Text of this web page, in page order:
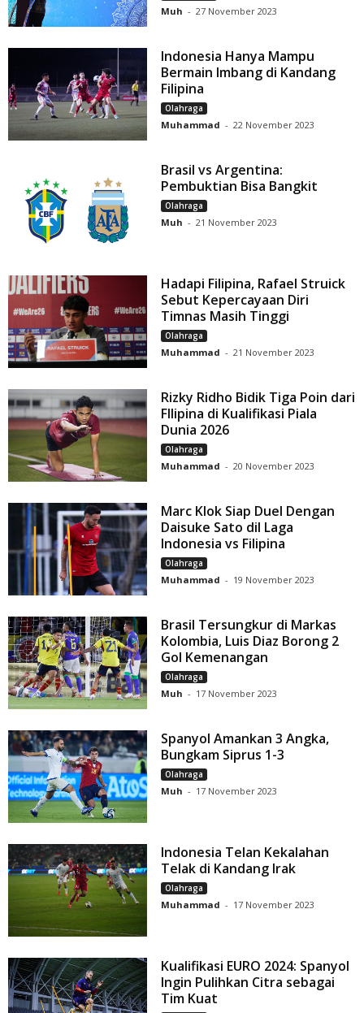
Muh - 27 November 2023
Indonesia Hanya Mampu
Bermain Imbang di Kandang
Filipina
Olahraga
Muhammad - 22 November 2023
Brasil vs Argentina:
Pembuktian Bisa Bangkit
Olahraga
Muh - 21 November 2023
Hadapi Filipina, Rafael Struick
Sebut Kepercayaan Diri
Timnas Masih Tinggi
Olahraga
Muhammad - 21 November 2023
Rizky Ridho Bidik Tiga Poin dari
FIlipina di Kualifikasi Piala
Dunia 2026
Olahraga
Muhammad - 20 November 2023
Marc Klok Siap Duel Dengan
Daisuke Sato dil Laga
Indonesia vs Filipina
Olahraga
Muhammad - 19 November 2023
Brasil Tersungkur di Markas
Kolombia, Luis Diaz Borong 2
Gol Kemenangan
Olahraga
Muh - 17 November 2023
Spanyol Amankan 3 Angka,
Bungkam Siprus 1-3
Olahraga
Muh - 17 November 2023
Indonesia Telan Kekalahan
Telak di Kandang Irak
Olahraga
Muhammad - 17 November 2023
Kualifikasi EURO 2024: Spanyol
Ingin Pulihkan Citra sebagai
Tim Kuat